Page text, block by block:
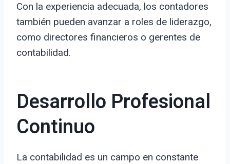
Con la experiencia adecuada, los contadores
también pueden avanzar a roles de liderazgo,
como directores financieros o gerentes de
contabilidad.
Desarrollo Profesional
Continuo
La contabilidad es un campo en constante